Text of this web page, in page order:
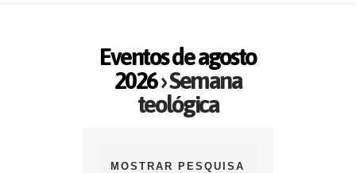
Eventos de agosto
2026› Semana
teológica
MOSTRAR PESQUISA